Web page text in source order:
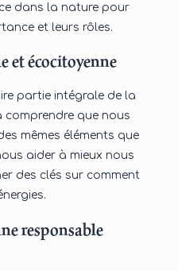
dans la nature pour
et leurs rôles.
et écocitoyenne
partie intégrale de la
comprendre que nous
mêmes éléments que
aider à mieux nous
des clés sur comment
responsable